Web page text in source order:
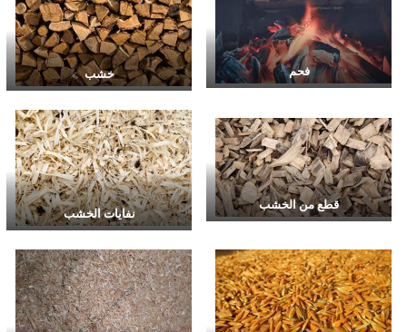
فحم خشب
قطع من الخشب
نفايات الخشب